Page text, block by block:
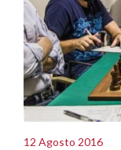
12 Agosto 2016